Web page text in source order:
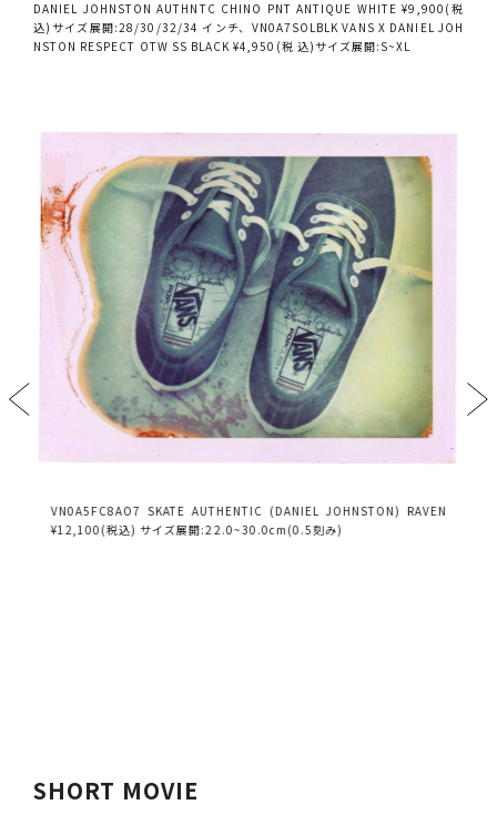
DANIEL JOHNSTON AUTHNTC CHINO PNT ANTIQUE WHITE ¥9,900(税
込)サイズ展開:28/30/32/34 インチ、VN0A7SOLBLK VANS X DANIEL JOH
NSTON RESPECT OTW SS BLACK ¥4,950(税 込)サイズ展開:S~XL
VN0A5FC8AO7 SKATE AUTHENTIC (DANIEL JOHNSTON) RAVEN
¥12,100(税込) サイズ展開:22.0~30.0cm(0.5刻み)
SHORT MOVIE